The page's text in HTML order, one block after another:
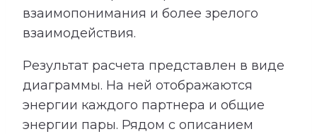
взаимопонимания и более зрелого
взаимодействия.
Результат расчета представлен в виде
диаграммы. На ней отображаются
энергии каждого партнера и общие
энергии пары. Рядом с описанием